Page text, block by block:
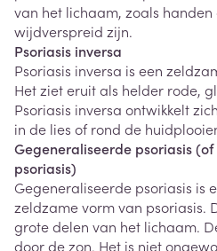
van het lichaam, zoals
wijdverspreid zijn.
Psoriasis inversa
Psoriasis inversa is een
Het ziet eruit als helder rode,
Psoriasis inversa ontwikkelt
in de lies of rond de
Gegeneraliseerde psoriasis
psoriasis)
Gegeneraliseerde psoriasis is
zeldzame vorm van psoriasis.
grote delen van het lichaam.
door de zon. Het is niet